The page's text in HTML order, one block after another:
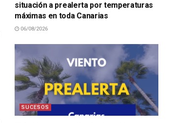
situación a prealerta por temperaturas
máximas en toda Canarias
06/08/2026
SUCESOS